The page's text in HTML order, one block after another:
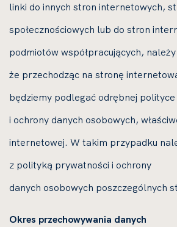
linki do innych stron internetowych,
społecznościowych lub do stron
podmiotów współpracujących,
że przechodząc na stronę
będziemy podlegać odrębnej
i ochrony danych osobowych,
internetowej. W takim przypadku
z polityką prywatności i ochrony
danych osobowych poszczególnych
Okres przechowywania danych